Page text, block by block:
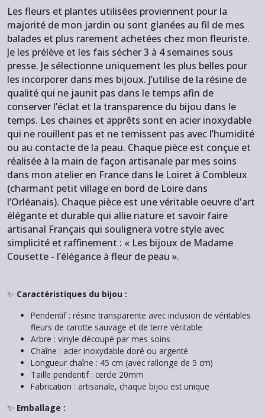
Les fleurs et plantes utilisées proviennent pour la
majorité de mon jardin ou sont glanées au fil de mes
balades et plus rarement achetées chez mon fleuriste.
Je les prélève et les fais sécher 3 à 4 semaines sous
presse. Je sélectionne uniquement les plus belles pour
les incorporer dans mes bijoux. J’utilise de la résine de
qualité qui ne jaunit pas dans le temps afin de
conserver l’éclat et la transparence du bijou dans le
temps. Les chaines et apprêts sont en acier inoxydable
qui ne rouillent pas et ne ternissent pas avec l’humidité
ou au contacte de la peau. Chaque pièce est conçue et
réalisée à la main de façon artisanale par mes soins
dans mon atelier en France dans le Loiret à Combleux
(charmant petit village en bord de Loire dans
l’Orléanais). Chaque pièce est une véritable oeuvre d'art
élégante et durable qui allie nature et savoir faire
artisanal Français qui soulignera votre style avec
simplicité et raffinement : « Les bijoux de Madame
Cousette - l’élégance à fleur de peau ».
✨ Caractéristiques du bijou :
Pendentif : résine transparente avec inclusion de véritables
fleurs de carotte sauvage et de terre véritable
Arbre : vinyle découpé par mes soins
Chaîne : acier inoxydable doré ou argenté
Longueur chaîne : 45 cm (avec rallonge de 5 cm)
Taille pendentif : cercle 20mm
Fabrication : artisanale, chaque bijou est unique
✨ Emballage :